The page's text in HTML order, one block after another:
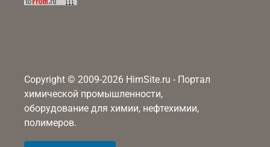
Copyright © 2009-2026 HimSite.ru - Портал
химической промышленности,
оборудование для химии, нефтехимии,
полимеров.